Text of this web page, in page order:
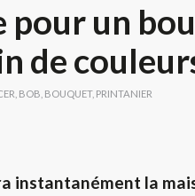
pour un
de
BOB BOUQUET, PRINTANIER
instantanément la